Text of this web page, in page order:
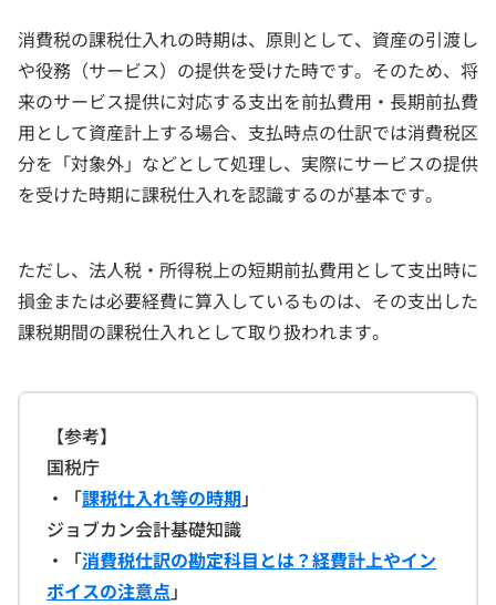
消費税の課税仕入れの時期は、原則として、資産の引渡し
や役務（サービス）の提供を受けた時です。そのため、将
来のサービス提供に対応する支出を前払費用・長期前払費
用として資産計上する場合、支払時点の仕訳では消費税区
分を「対象外」などとして処理し、実際にサービスの提供
を受けた時期に課税仕入れを認識するのが基本です。
ただし、法人税・所得税上の短期前払費用として支出時に
損金または必要経費に算入しているものは、その支出した
課税期間の課税仕入れとして取り扱われます。
【参考】
国税庁
・「課税仕入れ等の時期 」
ジョブカン会計基礎知識
・「消費税仕訳の勘定科目とは？経費計上やイン
ボイスの注意点 」